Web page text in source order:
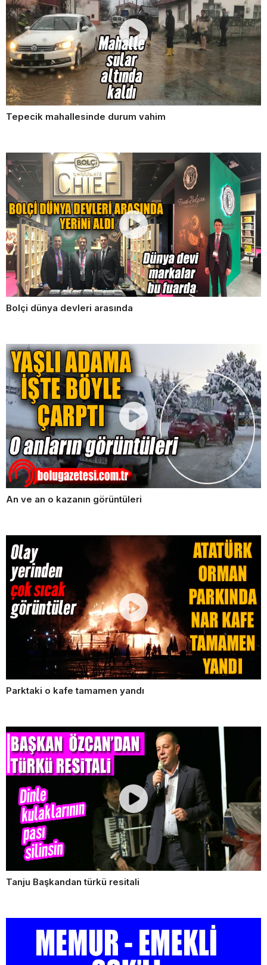
Tepecik mahallesinde durum vahim
Bolçi dünya devleri arasında
An ve an o kazanın görüntüleri
Parktaki o kafe tamamen yandı
Tanju Başkandan türkü resitali